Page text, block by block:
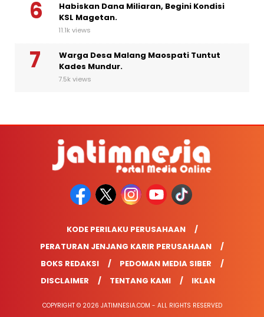
Habiskan Dana Miliaran, Begini Kondisi
KSL Magetan.
11.1k views
Warga Desa Malang Maospati Tuntut
Kades Mundur.
7.5k views
KODE PERILAKU PERUSAHAAN
PERATURAN JENJANG KARIR PERUSAHAAN
BOKS REDAKSI
PEDOMAN MEDIA SIBER
DISCLAIMER
TENTANG KAMI IKLAN
COPYRIGHT © 2026 JATIMNESIA.COM - ALL RIGHTS RESERVED